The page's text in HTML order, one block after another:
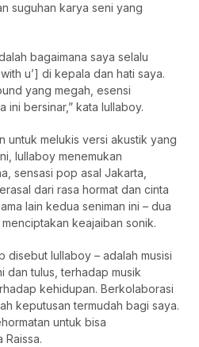
suguhan karya seni yang
bagaimana saya selalu
u’] di kepala dan hati saya.
yang megah, esensi
ini bersinar,” kata lullaboy.
untuk melukis versi akustik yang
lullaboy menemukan
sensasi pop asal Jakarta,
dari rasa hormat dan cinta
lain kedua seniman ini – dua
keajaiban sonik.
disebut lullaboy – adalah musisi
dan tulus, terhadap musik
kehidupan. Berkolaborasi
keputusan termudah bagi saya.
untuk bisa
Raissa.